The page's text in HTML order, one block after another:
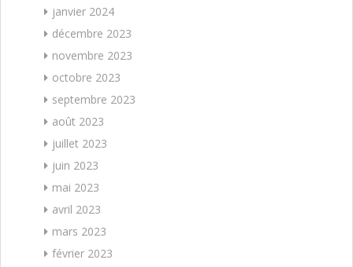
janvier 2024
décembre 2023
novembre 2023
octobre 2023
septembre 2023
août 2023
juillet 2023
juin 2023
mai 2023
avril 2023
mars 2023
février 2023